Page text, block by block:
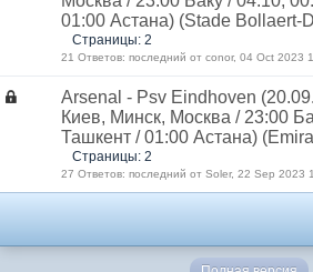
01:00 Астана) (Stade Bollaert-
Страницы: 2
21 Ответов: последний от conor, 04 Oct 2023
Arsenal - Psv Eindhoven
Киев, Минск, Москва / 23:00
Ташкент / 01:00 Астана)
Страницы: 2
27 Ответов: последний от Soler, 22 Sep 2023